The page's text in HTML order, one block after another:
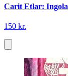
Carit Etlar: Ingola
150 kr.